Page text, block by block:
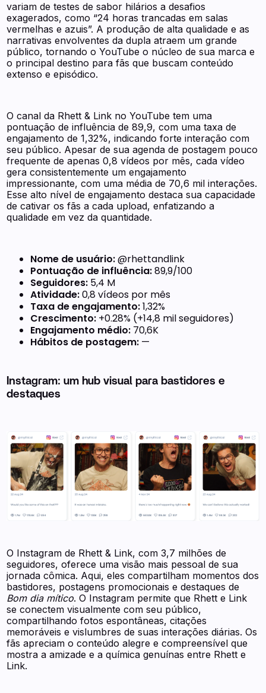
variam de testes de sabor hilários a desafios
exagerados, como “24 horas trancadas em salas
vermelhas e azuis”. A produção de alta qualidade e as
narrativas envolventes da dupla atraem um grande
público, tornando o YouTube o núcleo de sua marca e
o principal destino para fãs que buscam conteúdo
extenso e episódico.
O canal da Rhett & Link no YouTube tem uma
pontuação de influência de 89,9, com uma taxa de
engajamento de 1,32%, indicando forte interação com
seu público. Apesar de sua agenda de postagem pouco
frequente de apenas 0,8 vídeos por mês, cada vídeo
gera consistentemente um engajamento
impressionante, com uma média de 70,6 mil interações.
Esse alto nível de engajamento destaca sua capacidade
de cativar os fãs a cada upload, enfatizando a
qualidade em vez da quantidade.
Nome de usuário:@rhettandlink
Pontuação de influência:89,9/100
Seguidores: 5,4 M
Atividade:0,8 vídeos por mês
Taxa de engajamento:1,32%
Crescimento: +0.28% (+14,8 mil seguidores)
Engajamento médio: 70,6K
Hábitos de postagem: —
Instagram: um hub visual para bastidores e
destaques
O Instagram de Rhett & Link, com 3,7 milhões de
seguidores, oferece uma visão mais pessoal de sua
jornada cômica. Aqui, eles compartilham momentos dos
bastidores, postagens promocionais e destaques de
Bom dia mítico. O Instagram permite que Rhett e Link
se conectem visualmente com seu público,
compartilhando fotos espontâneas, citações
memoráveis e vislumbres de suas interações diárias. Os
fãs apreciam o conteúdo alegre e compreensível que
mostra a amizade e a química genuínas entre Rhett e
Link.